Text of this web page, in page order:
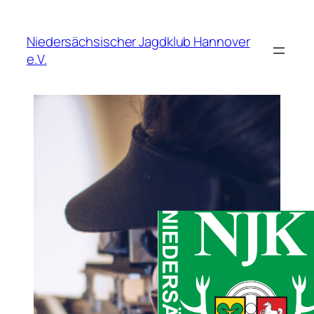
springen
Niedersächsischer Jagdklub Hannover
e.V.